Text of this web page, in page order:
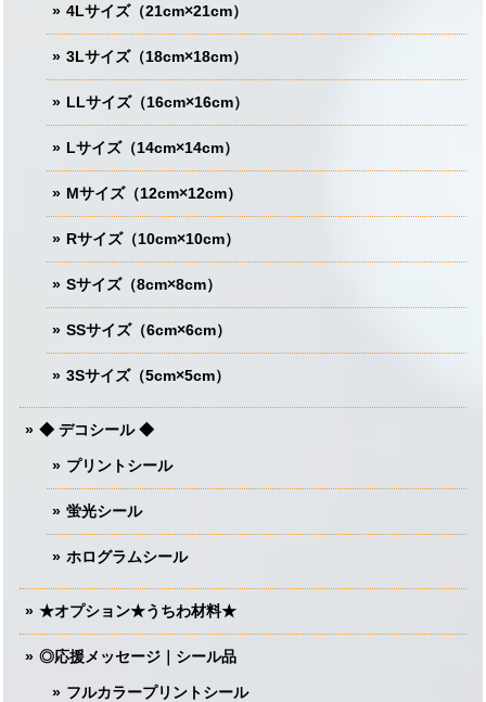
4Lサイズ（21cm×21cm）
3Lサイズ（18cm×18cm）
LLサイズ（16cm×16cm）
Lサイズ（14cm×14cm）
Mサイズ（12cm×12cm）
Rサイズ（10cm×10cm）
Sサイズ（8cm×8cm）
SSサイズ（6cm×6cm）
3Sサイズ（5cm×5cm）
◆ デコシール ◆
プリントシール
蛍光シール
ホログラムシール
★オプション★うちわ材料★
◎応援メッセージ｜シール品
フルカラープリントシール